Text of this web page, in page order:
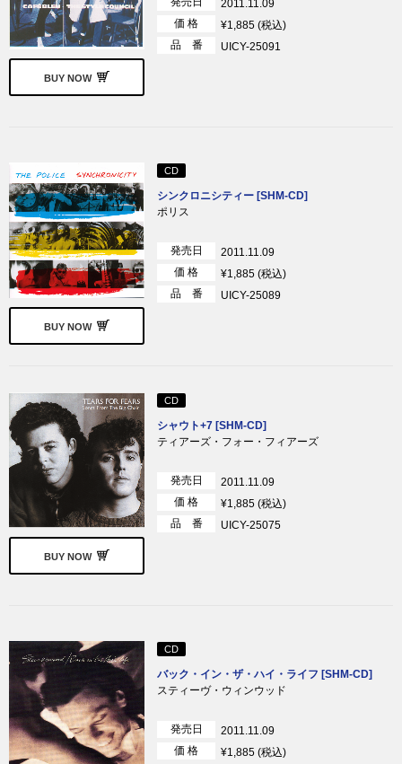
BUY NOW
2011.11.09
価 格
¥1,885 (税込)
品 番
UICY-25091
BUY NOW
CD
シンクロニシティー [SHM-CD]
ポリス
発売日
2011.11.09
価 格
¥1,885 (税込)
品 番
UICY-25089
BUY NOW
CD
シャウト+7 [SHM-CD]
ティアーズ・フォー・フィアーズ
発売日
2011.11.09
価 格
¥1,885 (税込)
品 番
UICY-25075
CD
バック・イン・ザ・ハイ・ライフ [SHM-CD]
スティーヴ・ウィンウッド
発売日
2011.11.09
価 格
¥1,885 (税込)